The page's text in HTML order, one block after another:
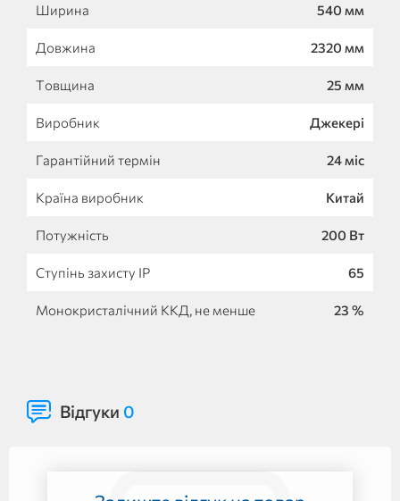
Ширина 540 мм
Довжина 2320 мм
Товщина 25 мм
Виробник Джекері
Гарантійний термін 24 міс
Країна виробник Китай
Потужність 200 Вт
Ступінь захисту IP 65
Монокристалічний ККД, не менше 23 %
Відгуки 0